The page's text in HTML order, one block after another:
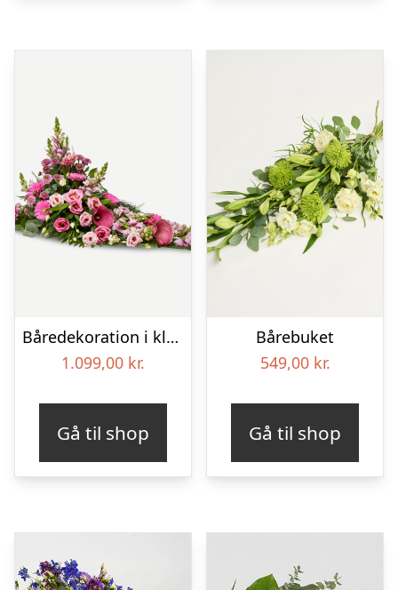
Båredekoration i klassisk stil – pink
1.099,00 kr.
Gå til shop
Bårebuket
549,00 kr.
Gå til shop